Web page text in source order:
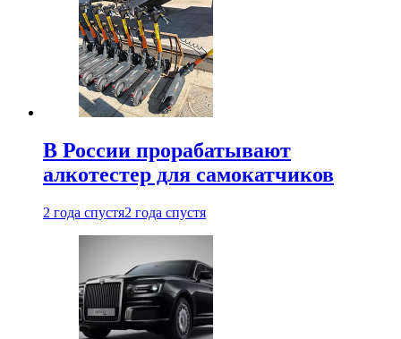
В России прорабатывают
алкотестер для самокатчиков
2 года спустя2 года спустя